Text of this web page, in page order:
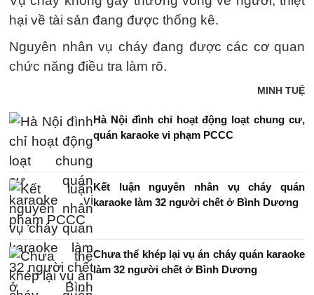
hại về tài sản đang được thống kê.
Nguyên nhân vụ cháy đang được các cơ quan
chức năng điều tra làm rõ.
MINH TUỆ
Hà Nội đình chỉ hoạt động loạt chung cư,
quán karaoke vi phạm PCCC
Kết luận nguyên nhân vụ cháy quán
karaoke làm 32 người chết ở Bình Dương
Chưa thể khép lại vụ án cháy quán karaoke
làm 32 người chết ở Bình Dương